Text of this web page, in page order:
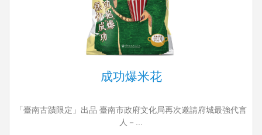
成功爆米花
「臺南古蹟限定」出品 臺南市政府文化局再次邀請府城最強代言
人－...